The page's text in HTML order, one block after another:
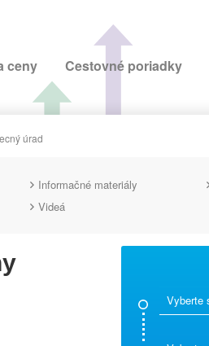
ceny Cestovné poriadky
úrad
Informačné materiály
Videá